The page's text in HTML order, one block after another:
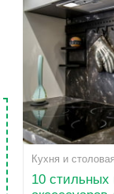
Кухня и столовая
10